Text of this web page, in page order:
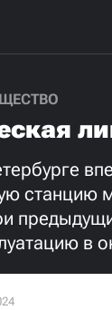
станцию
в